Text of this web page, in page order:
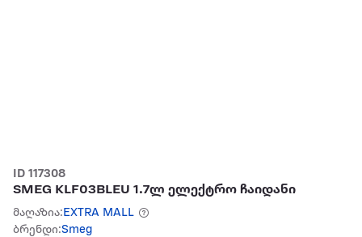
ID 117308
SMEG KLF03BLEU 1.7ლ ელექტრო ჩაიდანი
მაღაზია: EXTRA MALL
ბრენდი:Smeg